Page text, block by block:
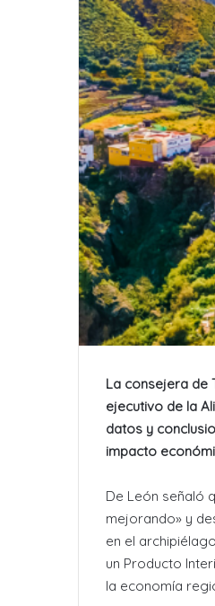
La consejera de
ejecutivo de la
datos y
impacto
De León señaló
mejorando» y
en el
un Producto
la economía